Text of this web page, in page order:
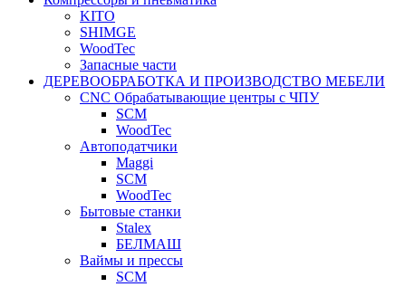
KITO
SHIMGE
WoodTec
Запасные части
ДЕРЕВООБРАБОТКА И ПРОИЗВОДСТВО МЕБЕЛИ
CNC Обрабатывающие центры с ЧПУ
SCM
WoodTec
Автоподатчики
Maggi
SCM
WoodTec
Бытовые станки
Stalex
БЕЛМАШ
Ваймы и прессы
SCM